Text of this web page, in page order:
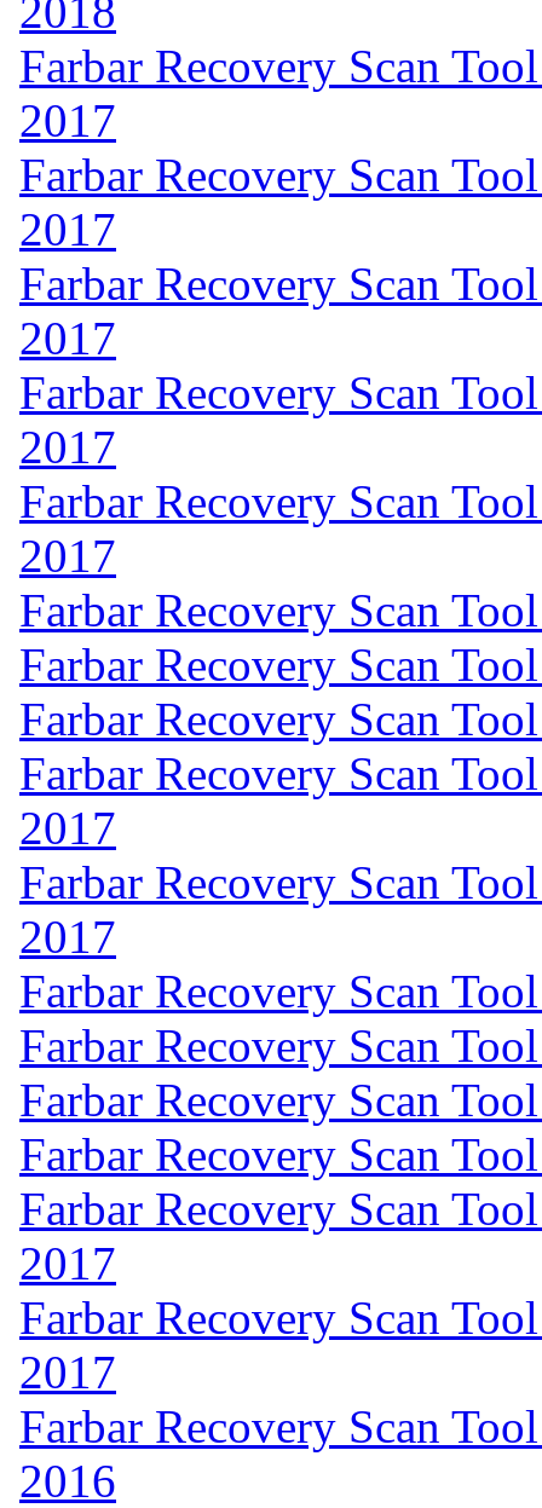
2018
Farbar Recovery Scan
2017
Farbar Recovery Scan
2017
Farbar Recovery Scan
2017
Farbar Recovery Scan
2017
Farbar Recovery Scan
2017
Farbar Recovery Scan
Farbar Recovery Scan
Farbar Recovery Scan
Farbar Recovery Scan
2017
Farbar Recovery Scan
2017
Farbar Recovery Scan
Farbar Recovery Scan
Farbar Recovery Scan
Farbar Recovery Scan
Farbar Recovery Scan
2017
Farbar Recovery Scan
2017
Farbar Recovery Scan
2016